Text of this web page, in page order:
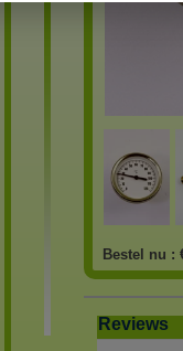
Bestel nu :
Reviews